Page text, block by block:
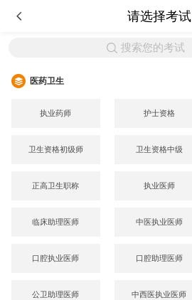
请选择考试
搜索您的考试
医药卫生
执业药师 护士资格
卫生资格初级师 卫生资格中级
正高卫生职称 执业医师
临床助理医师 中医执业医师
口腔执业医师 口腔助理医师
公卫助理医师 中西医执业医师